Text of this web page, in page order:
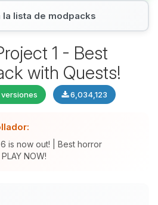
lista de modpacks
1 - Best
with Quests!
6,034,123
is now out! | Best horror
NOW!